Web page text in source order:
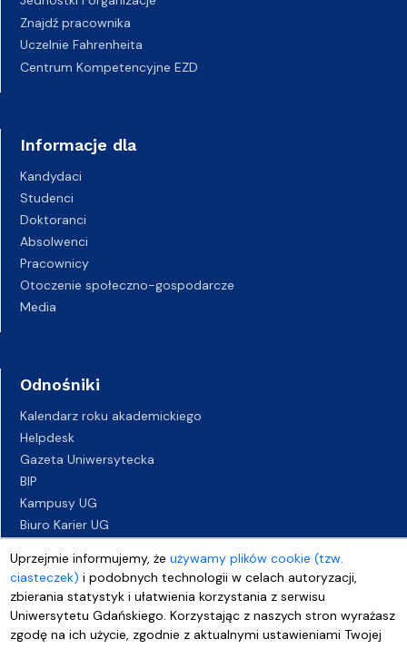
Uprzejmie informujemy, żeużywamy plików cookie (tzw.
ciasteczek) i podobnych technologii w celach autoryzacji,
zbierania statystyk i ułatwienia korzystania z serwisu
Uniwersytetu Gdańskiego. Korzystając z naszych stron wyrażasz
zgodę na ich użycie, zgodnie z aktualnymi ustawieniami Twojej
Znajdź pracownika
Uczelnie Fahrenheita
Centrum Kompetencyjne EZD
Informacje dla
Kandydaci
Studenci
Doktoranci
Absolwenci
Pracownicy
Otoczenie społeczno-gospodarcze
Media
Odnośniki
Kalendarz roku akademickiego
Helpdesk
Gazeta Uniwersytecka
BIP
Kampusy UG
Biuro Karier UG
Deklaracja dostępności